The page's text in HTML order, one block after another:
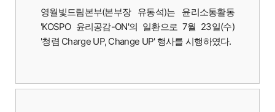
영월빛드림본부(본부장 유동석)는 윤리소통활동
'KOSPO 윤리공감-ON'의 일환으로 7월 23일(수)
'청렴 Charge UP, Change UP' 행사를 시행하였다.